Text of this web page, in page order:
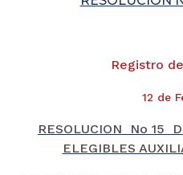
Registro
12 de
RESOLUCION No 15
ELEGIBLES